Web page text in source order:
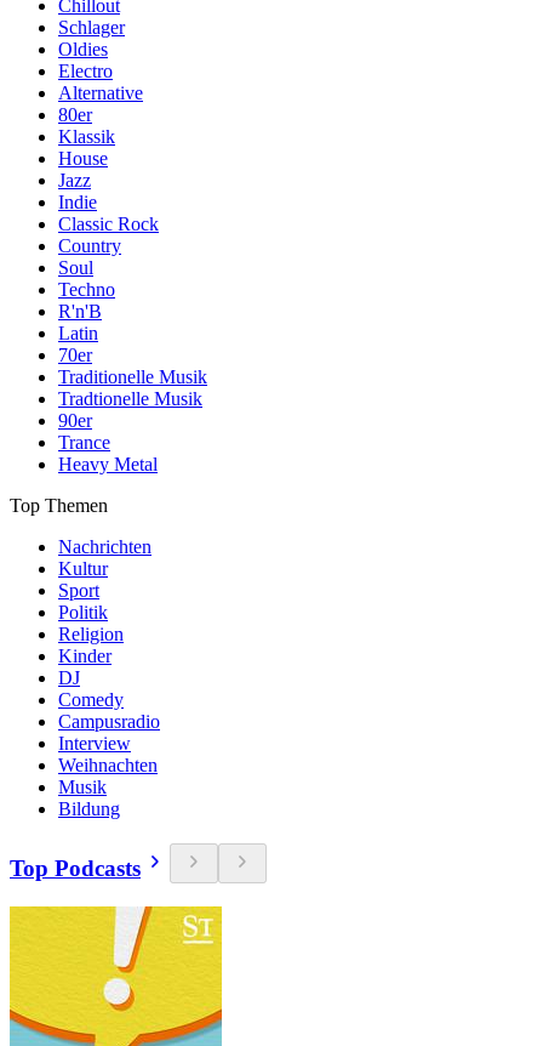
Chillout
Schlager
Oldies
Electro
Alternative
80er
Klassik
House
Jazz
Indie
Classic Rock
Country
Soul
Techno
R'n'B
Latin
70er
Traditionelle Musik
Tradtionelle Musik
90er
Trance
Heavy Metal
Top Themen
Nachrichten
Kultur
Sport
Politik
Religion
Kinder
DJ
Comedy
Campusradio
Interview
Weihnachten
Musik
Bildung
Top Podcasts